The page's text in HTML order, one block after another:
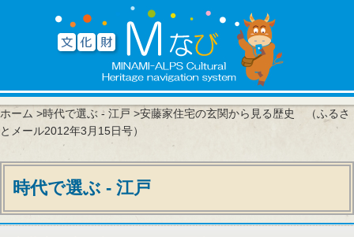
ホーム >時代で選ぶ - 江戸 >安藤家住宅の玄関から見る歴史 （ふるさ
とメール2012年3月15日号）
時代で選ぶ - 江戸